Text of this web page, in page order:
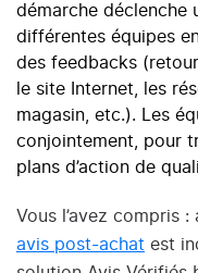
démarche déclenche
différentes équipes
des feedbacks
le site Internet, les
magasin, etc.). Les
conjointement, pour
plans d’action de
Vous l’avez compris :
avis post-achat est